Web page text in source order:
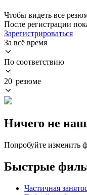
Чтобы видеть все
После регистрации
Зарегистрироваться
За всё время
По соответствию
20 резюме
Ничего не
Попробуйте изменить
Быстрые
Частичная